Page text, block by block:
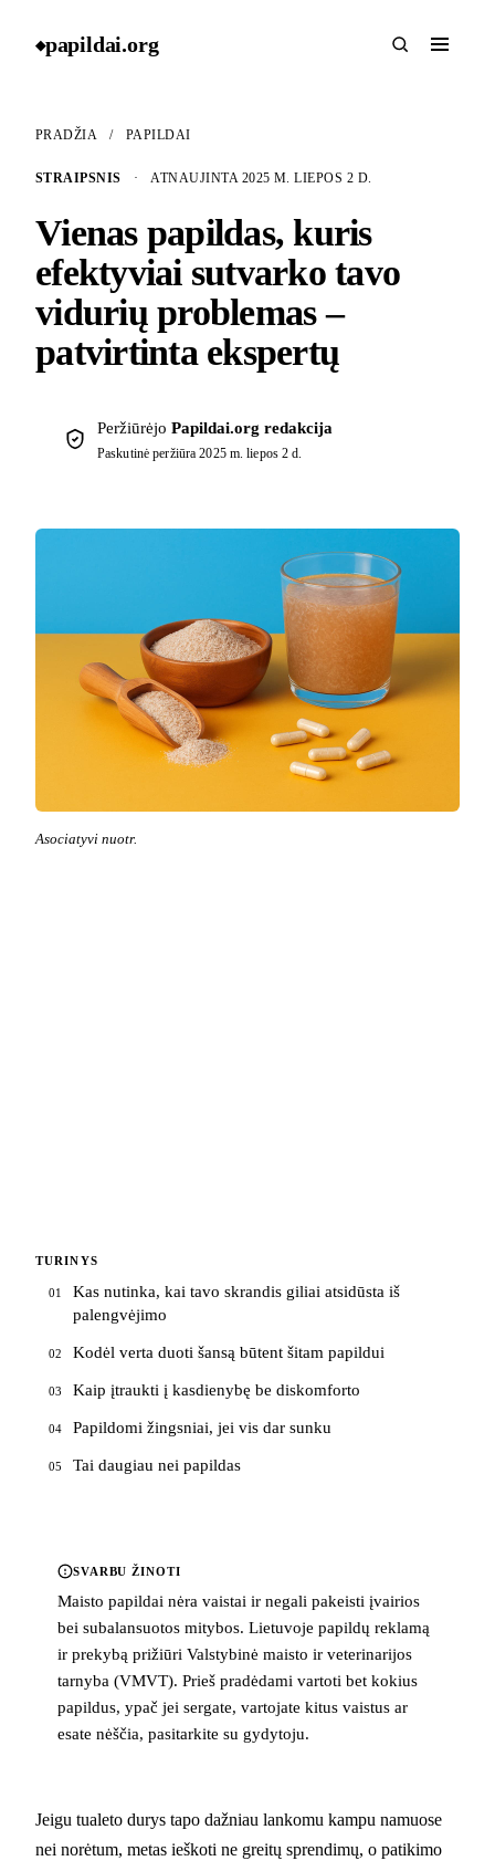
◆papildai.org
PRADŽIA / PAPILDAI
STRAIPSNIS · ATNAUJINTA 2025 M. LIEPOS 2 D.
Vienas papildas, kuris
efektyviai sutvarko tavo
vidurių problemas –
patvirtinta ekspertų
Peržiūrėjo Papildai.org redakcija
Paskutinė peržiūra2025 m. liepos 2 d.
Asociatyvi nuotr.
TURINYS
01
Kas nutinka, kai tavo skrandis giliai atsidūsta iš
palengvėjimo
02 Kodėl verta duoti šansą būtent šitam papildui
03 Kaip įtraukti į kasdienybę be diskomforto
04 Papildomi žingsniai, jei vis dar sunku
05 Tai daugiau nei papildas
SVARBU ŽINOTI
Maisto papildai nėra vaistai ir negali pakeisti įvairios
bei subalansuotos mitybos. Lietuvoje papildų reklamą
ir prekybą prižiūri Valstybinė maisto ir veterinarijos
tarnyba (VMVT). Prieš pradėdami vartoti bet kokius
papildus, ypač jei sergate, vartojate kitus vaistus ar
esate nėščia, pasitarkite su gydytoju.
Jeigu tualeto durys tapo dažniau lankomu kampu namuose
nei norėtum, metas ieškoti ne greitų sprendimų, o patikimo